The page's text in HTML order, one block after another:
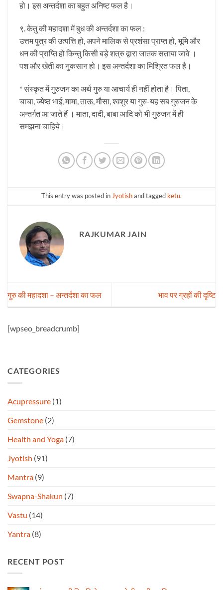
हो। इस अन्तर्दशा का बहुत अनिष्ट फल है।
९. केतु की महादशा में बुध की अन्तर्दशा का फल :
उत्तम पुत्र की उत्पत्ति हो, अपने मालिक से प्रशंसा प्राप्त हो, भूमि और
धन की प्राप्ति हो किन्तु किसी बड़े शत्रु द्वारा जातक सताया जावे ।
पश और खेती का नुकसान हो। इस अन्तर्दशा का मिश्रित फल है।
* संस्कृत में गुरुजन का अर्थ गुरु या आचार्य ही नहीं होता है। पिता,
चाचा, ज्येष्ठ भाई, मामा, ताऊ, मौसा, श्वशुर या गुरु-यह सब गुरुजन के
अन्तर्गत आ जाते हैं । माता, दादी, बाबा आदि को भी गुरुजन में ही
समझना चाहिये।
This entry was posted in Jyotishand tagged ketu.
RAJKUMAR JAIN
गुरु की महादशा – अन्तर्दशा का फल भाव पर ग्रहों की दृष्टि
[wpseo_breadcrumb]
CATEGORIES
Acupressure (1)
Gemstone (2)
Health and Yoga (7)
Jyotish (91)
Mantra (9)
Swapna-Shakun (7)
Vastu (14)
Yantra (8)
RECENT POST